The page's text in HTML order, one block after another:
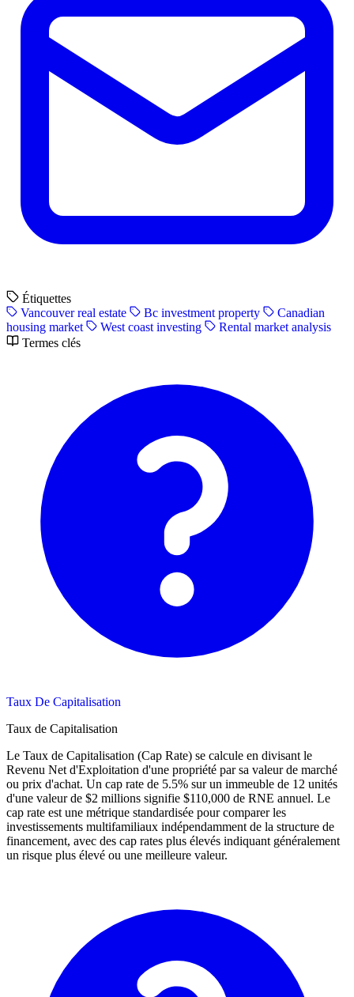
Étiquettes
Vancouver real estate
Bc investment property
Canadian
housing market
West coast investing
Rental market analysis
Termes clés
Taux De Capitalisation
Taux de Capitalisation
Le Taux de Capitalisation (Cap Rate) se calcule en divisant le
Revenu Net d'Exploitation d'une propriété par sa valeur de marché
ou prix d'achat. Un cap rate de 5.5% sur un immeuble de 12 unités
d'une valeur de $2 millions signifie $110,000 de RNE annuel. Le
cap rate est une métrique standardisée pour comparer les
investissements multifamiliaux indépendamment de la structure de
financement, avec des cap rates plus élevés indiquant généralement
un risque plus élevé ou une meilleure valeur.